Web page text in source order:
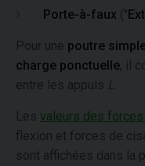
Porte-à-faux ("
Pour une poutre
charge ponctuelle, il
entre les appuis L
Les valeurs des
flexion et forces de
sont affichées dans la